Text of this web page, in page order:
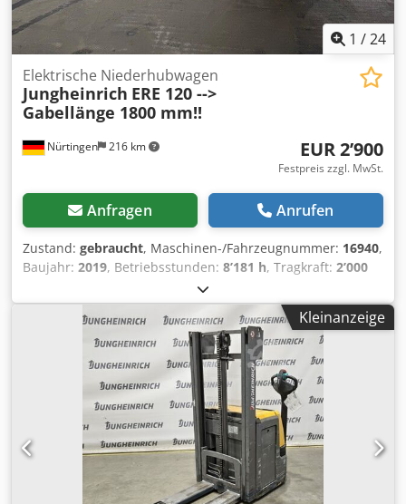
1 /24
Nürtingen 216 km
Elektrische Niederhubwagen
Jungheinrich ERE 120 -->
Gabellänge 1800 mm!!
EUR 2’900
Festpreis zzgl. MwSt.
Anfragen Anrufen
Zustand: gebraucht, Maschinen-/Fahrzeugnummer: 16940,
Baujahr: 2019, Betriebsstunden: 8’181 h, Tragkraft: 2’000
, Lastschwerpunkt:
Kraftstofftyp:elektrisch, Masttyp:Sonstige, Bauhöhe:
1’500 mm, Batteriespannung:24 V , Gabellänge:1’800 mm,
Gesamtgewicht:783 kg
, 5112787 Seriennummer: 98253290
Dcodpoyv S E Defx Ag Eok Batteriedaten: 24 V, 3 PzS, 375
Kleinanzeige